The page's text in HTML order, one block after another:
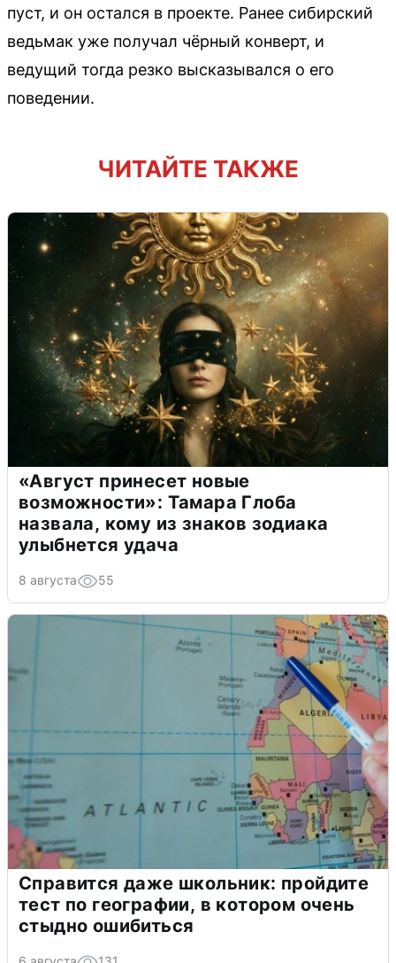
пуст, и он остался в проекте. Ранее сибирский
ведьмак уже получал чёрный конверт, и
ведущий тогда резко высказывался о его
поведении.
ЧИТАЙТЕ ТАКЖЕ
«Август принесет новые
возможности»: Тамара Глоба
назвала, кому из знаков зодиака
улыбнется удача
8 августа 55
Справится даже школьник: пройдите
тест по географии, в котором очень
стыдно ошибиться